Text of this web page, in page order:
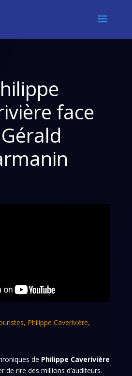
face
, Philippe Caverivière,
de Philippe Caverivière
de rire des millions d’auditeurs.